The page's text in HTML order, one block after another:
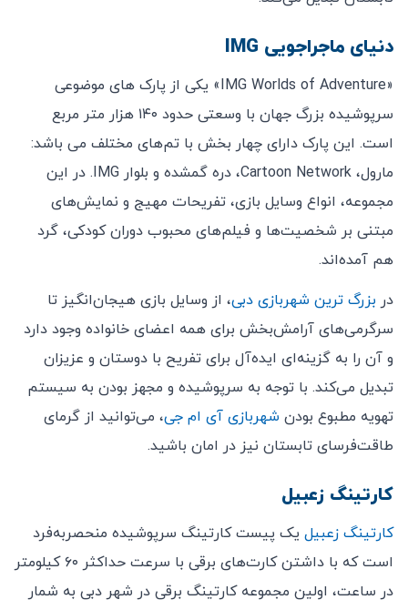
دنیای ماجراجویی‌ IMG
«IMG Worlds of Adventure» یکی از پارک های موضوعی
سرپوشیده بزرگ جهان با وسعتی حدود ۱۴۰ هزار متر مربع
است. این پارک دارای چهار بخش با تم‌های مختلف می باشد:
مارول، Cartoon Network، دره گمشده و بلوار IMG. در این
مجموعه، انواع وسایل بازی، تفریحات مهیج و نمایش‌های
مبتنی بر شخصیت‌ها و فیلم‌های محبوب دوران کودکی، گرد
هم آمده‌اند.
در بزرگ ترین شهربازی دبی، از وسایل بازی هیجان‌انگیز تا
سرگرمی‌های آرامش‌بخش برای همه‌ اعضای خانواده وجود دارد
و آن را به گزینه‌ای ایده‌آل برای تفریح با دوستان و عزیزان
تبدیل می‌کند. با توجه به سرپوشیده و مجهز بودن به سیستم
تهویه مطبوع بودن شهربازی آی ام جی، می‌توانید از گرمای
طاقت‌فرسای تابستان نیز در امان باشید.
کارتینگ زعبیل
کارتینگ زعبیل یک پیست کارتینگ سرپوشیده منحصربه‌فرد
است که با داشتن کارت‌های برقی با سرعت حداکثر ۶۰ کیلومتر
در ساعت، اولین مجموعه کارتینگ برقی در شهر دبی به شمار